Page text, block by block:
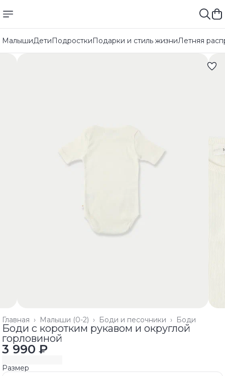
МалышиДетиПодросткиПодарки и стиль жизниЛетняя
Боди
Боди и песочники ›
Малыши (0-2) ›
Главная ›
Боди с коротким рукавом и округлой
горловиной
3 990 ₽
Размер